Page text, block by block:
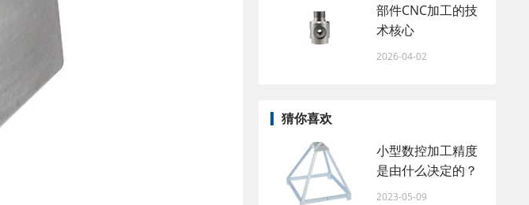
部件CNC加工的技
术核心
2026-04-02
猜你喜欢
小型数控加工精度
是由什么决定的？
2023-05-09